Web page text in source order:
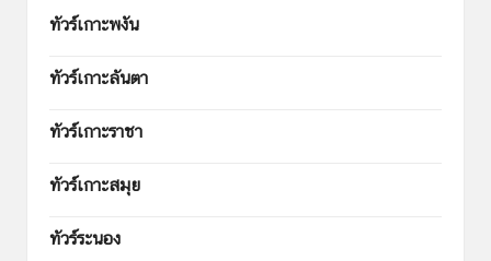
ทัวร์เกาะพงัน
ทัวร์เกาะลันตา
ทัวร์เกาะราชา
ทัวร์เกาะสมุย
ทัวร์ระนอง